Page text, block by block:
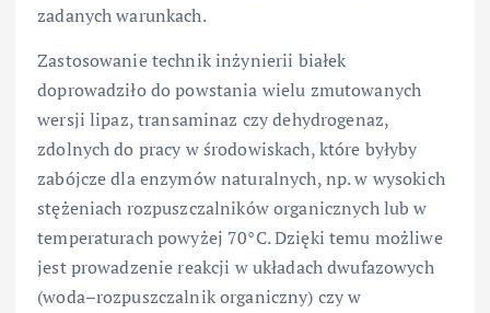
zadanych warunkach.
Zastosowanie technik inżynierii białek
doprowadziło do powstania wielu zmutowanych
wersji lipaz, transaminaz czy dehydrogenaz,
zdolnych do pracy w środowiskach, które byłyby
zabójcze dla enzymów naturalnych, np. w wysokich
stężeniach rozpuszczalników organicznych lub w
temperaturach powyżej 70°C. Dzięki temu możliwe
jest prowadzenie reakcji w układach dwufazowych
(woda–rozpuszczalnik organiczny) czy w